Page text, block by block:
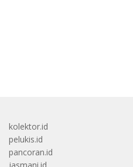
kolektor.id
pelukis.id
pancoran.id